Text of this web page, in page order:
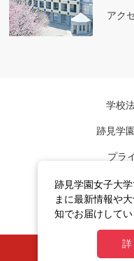
アク
学校
跡見学
プラ
この
ATOMI
跡見学園女子大
まに最新情報や
知でお届けしてい
詳